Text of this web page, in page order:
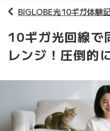
BIGLOBE光10ギガ体験
10ギガ光回線で
レンジ！圧倒的